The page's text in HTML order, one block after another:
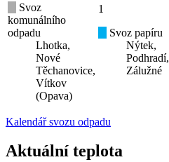
Svoz
komunálního
odpadu
Lhotka,
Nové
Těchanovice,
Vítkov
(Opava)
1
Svoz papíru
Nýtek,
Podhradí,
Zálužné
Kalendář svozu odpadu
Aktuální teplota